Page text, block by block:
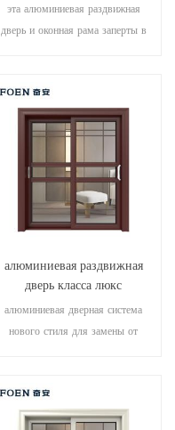
эта алюминиевая раздвижная
дверь и оконная рама заперты в
характеристики превосходны.
различные типы дверей для
удовлетворения различных
архитектурных потребностей.
алюминиевая раздвижная
дверь класса люкс
алюминиевая дверная система
нового стиля для замены от